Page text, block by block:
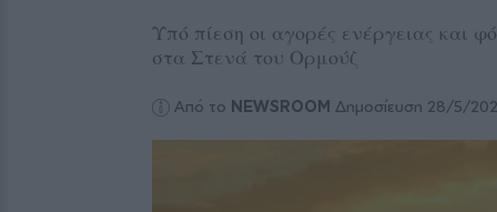
Υπό πίεση οι αγορές ενέργειας και
στα Στενά του Ορμούζ
Από το NEWSROOM Δημοσίευση 28/5/